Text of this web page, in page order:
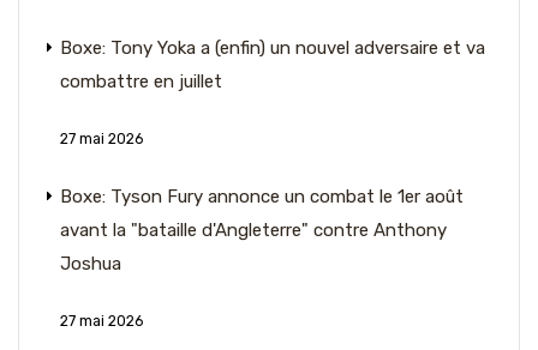
Boxe: Tony Yoka a (enfin) un nouvel adversaire et va
combattre en juillet
27 mai 2026
Boxe: Tyson Fury annonce un combat le 1er août
avant la "bataille d'Angleterre" contre Anthony
Joshua
27 mai 2026